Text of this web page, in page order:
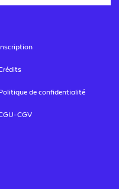
de confidentialité
CGV